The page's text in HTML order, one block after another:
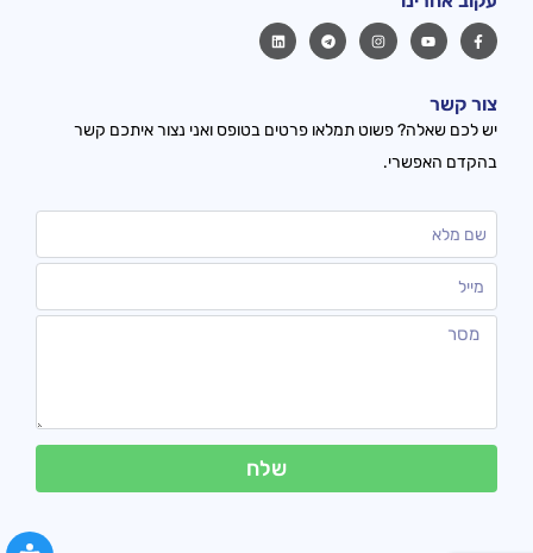
צור קשר
יש לכם שאלה? פשוט תמלאו פרטים בטופס ואני נצור איתכם קשר
בהקדם האפשרי.
שלח